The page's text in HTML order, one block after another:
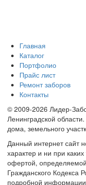
Главная
Каталог
Портфолио
Прайс лист
Ремонт заборов
Контакты
© 2009-2026 Лидер-
Ленинградской
дома, земельного
Данный интернет сайт
характер и ни при
офертой,
Гражданского Кодекса
подробной